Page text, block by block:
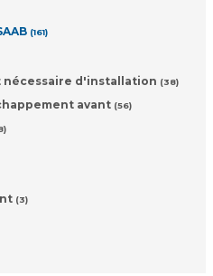
(161)
d'installation (38)
avant (56)
(3)